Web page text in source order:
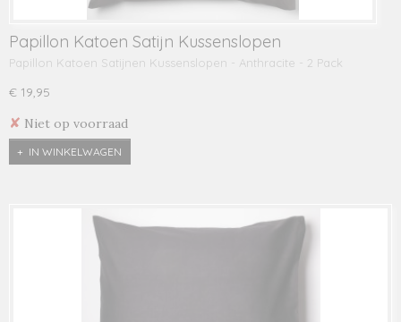
Papillon Katoen Satijn Kussenslopen
Papillon Katoen Satijnen Kussenslopen - Anthracite - 2 Pack
€ 19,95
✘ Niet op voorraad
IN WINKELWAGEN